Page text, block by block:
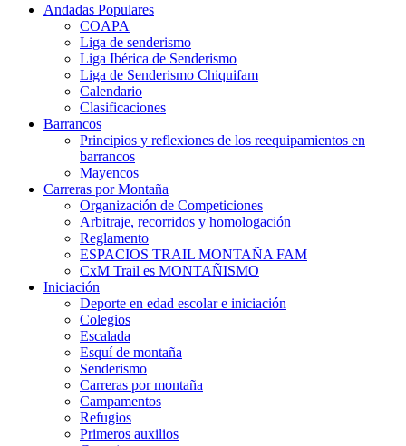
Andadas Populares
COAPA
Liga de senderismo
Liga Ibérica de Senderismo
Liga de Senderismo Chiquifam
Calendario
Clasificaciones
Barrancos
Principios y reflexiones de los reequipamientos en
barrancos
Mayencos
Carreras por Montaña
Organización de Competiciones
Arbitraje, recorridos y homologación
Reglamento
ESPACIOS TRAIL MONTAÑA FAM
CxM Trail es MONTAÑISMO
Iniciación
Deporte en edad escolar e iniciación
Colegios
Escalada
Esquí de montaña
Senderismo
Carreras por montaña
Campamentos
Refugios
Primeros auxilios